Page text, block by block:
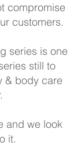
compromise
customers.
series is one
still to
& body care
and we look
it.